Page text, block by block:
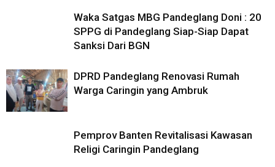
Waka Satgas MBG Pandeglang Doni : 20
SPPG di Pandeglang Siap-Siap Dapat
Sanksi Dari BGN
DPRD Pandeglang Renovasi Rumah
Warga Caringin yang Ambruk
Pemprov Banten Revitalisasi Kawasan
Religi Caringin Pandeglang